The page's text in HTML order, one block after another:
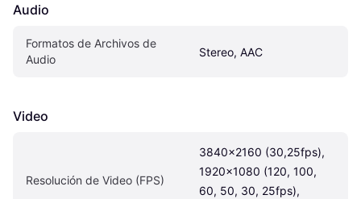
Audio
Formatos de Archivos de
Audio
Stereo, AAC
Video
Resolución de Video (FPS)
3840x2160 (30,25fps),
1920x1080 (120, 100,
60, 50, 30, 25fps),